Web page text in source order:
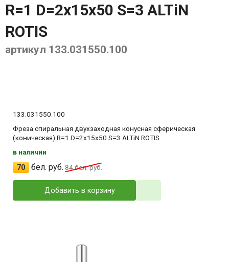
R=1 D=2x15x50 S=3 ALTiN
ROTIS
артикул 133.031550.100
133.031550.100
Фреза спиральная двухзаходная конусная сферическая
(коническая) R=1 D=2x15x50 S=3 ALTiN ROTIS
в наличии
70 бел. руб. 84бел. руб.
Добавить в корзину